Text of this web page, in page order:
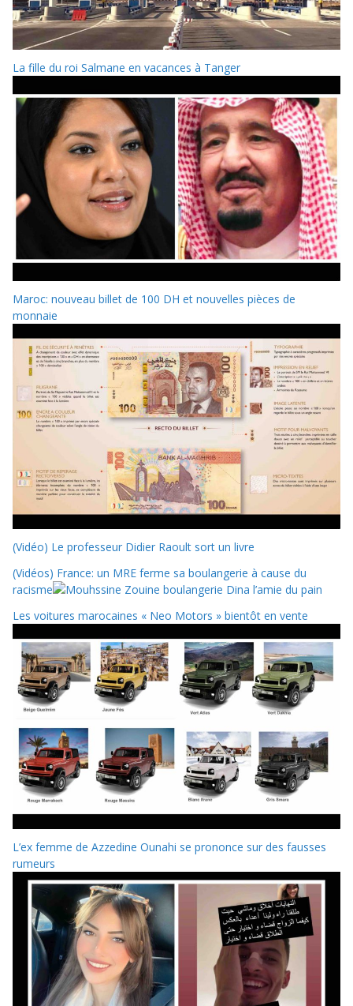
La fille du roi Salmane en vacances à Tanger
Maroc: nouveau billet de 100 DH et nouvelles pièces de
monnaie
(Vidéo) Le professeur Didier Raoult sort un livre
(Vidéos) France: un MRE ferme sa boulangerie à cause du
racisme
Les voitures marocaines « Neo Motors » bientôt en vente
L’ex femme de Azzedine Ounahi se prononce sur des fausses
rumeurs